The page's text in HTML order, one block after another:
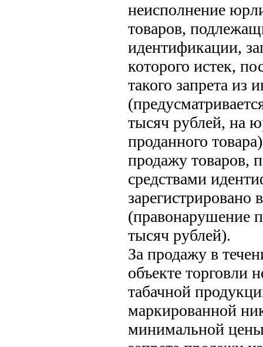
неисполнение
товаров,
идентификации,
которого истек,
такого запрета
тысяч рублей, на
проданного
продажу товаров,
средствами
(правонарушение
тысяч рублей).
За продажу в
объекте торговли
табачной
маркированной
минимальной